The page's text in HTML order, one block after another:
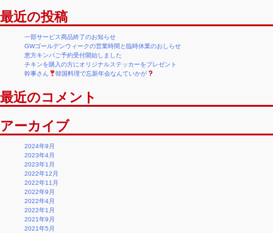
最近の投稿
一部サービス商品終了のお知らせ
GWゴールデンウィークの営業時間と臨時休業のおしらせ
恵方キンパご予約受付開始しました
チキンを購入の方にオリジナルステッカーをプレゼント
幹事さん
韓国料理で忘新年会なんていかが
最近のコメント
アーカイブ
2024年9月
2023年4月
2023年1月
2022年12月
2022年11月
2022年9月
2022年4月
2022年1月
2021年9月
2021年5月